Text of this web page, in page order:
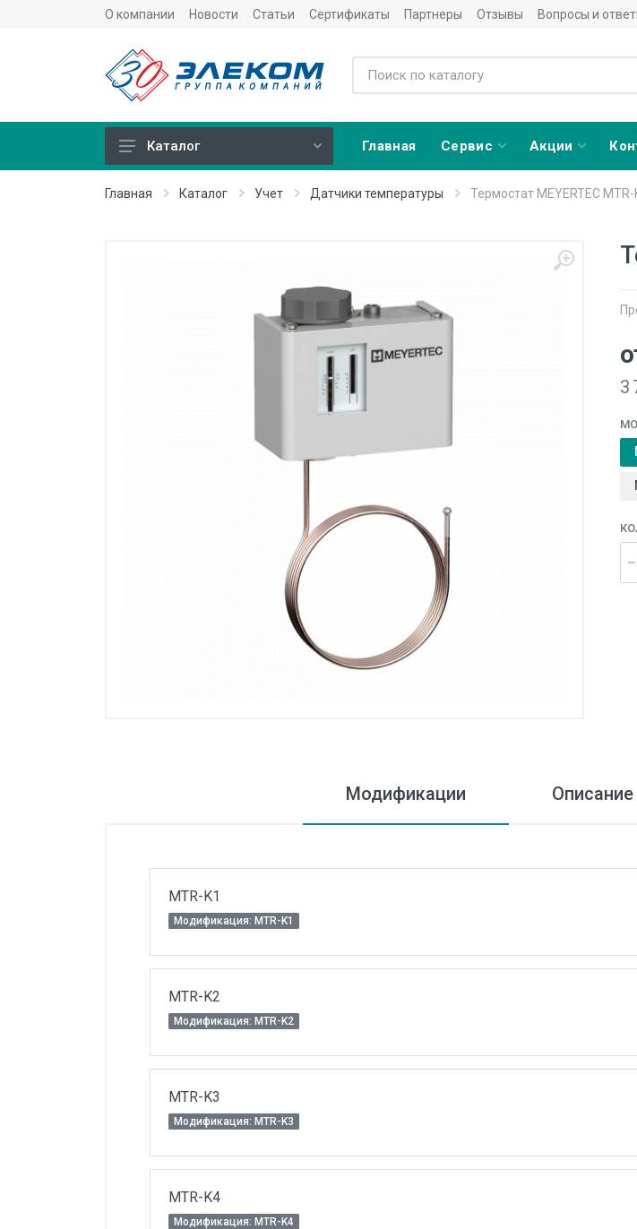
О компании Новости Статьи Сертификаты Партнеры Отзывы Вопросы и
Оборудование для монтажа
Программное обеспечение
Теплообменное оборудование
Шаровые краны
Регуляторы давления
Приводы
Каталог Главная Сервис Акции
Главная Каталог Учет Датчики температуры Термостат MEYERTEC MTR-
3
Модификации Описание
MTR-K1
Модификация: MTR-K1
MTR-K2
Модификация: MTR-K2
MTR-K3
Модификация: MTR-K3
MTR-K4
Модификация: MTR-K4